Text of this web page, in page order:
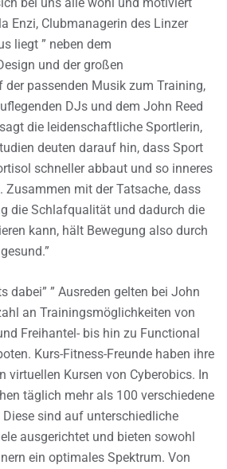
Enzi, Clubmanagerin des Linzer
liegt ” neben dem
und der großen
passenden Musik zum Training,
DJs und dem John Reed
die leidenschaftliche Sportlerin,
deuten darauf hin, dass Sport
schneller abbaut und so inneres
Zusammen mit der Tatsache, dass
die Schlafqualität und dadurch die
kann, hält Bewegung also durch
dabei” ” Ausreden gelten bei John
an Trainingsmöglichkeiten von
Freihantel- bis hin zu Functional
Kurs-Fitness-Freunde haben ihre
virtuellen Kursen von Cyberobics. In
täglich mehr als 100 verschiedene
sind auf unterschiedliche
ausgerichtet und bieten sowohl
ein optimales Spektrum. Von